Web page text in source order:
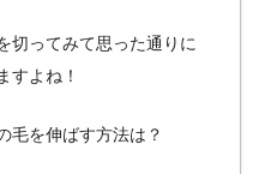
切ってみて思った通りに
すよね！
毛を伸ばす方法は？